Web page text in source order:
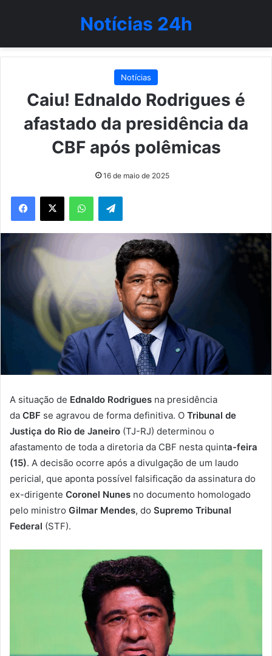
Notícias 24h
Notícias
Caiu! Ednaldo Rodrigues é
afastado da presidência da
CBF após polêmicas
16 de maio de 2025
WhatsAppTelegram
A situação de Ednaldo Rodrigues na presidência
da CBF se agravou de forma definitiva. O Tribunal de
Justiça do Rio de Janeiro (TJ-RJ) determinou o
afastamento de toda a diretoria da CBF nesta quinta-feira
(15). A decisão ocorre após a divulgação de um laudo
pericial, que aponta possível falsificação da assinatura do
ex-dirigente Coronel Nunes no documento homologado
pelo ministro Gilmar Mendes, do Supremo Tribunal
Federal (STF).